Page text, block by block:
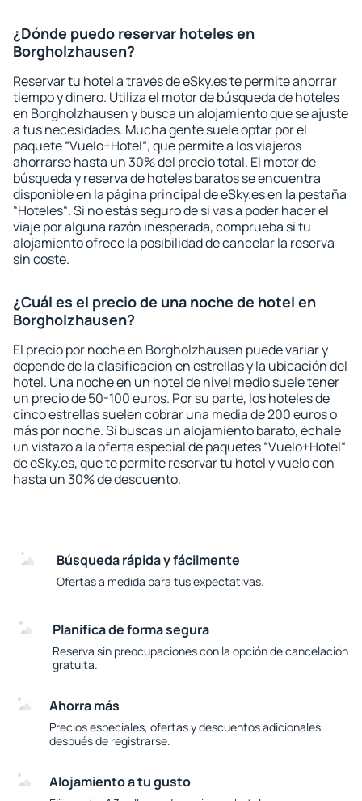
¿Dónde puedo reservar hoteles en
Borgholzhausen?
Reservar tu hotel a través de eSky.es te permite ahorrar
tiempo y dinero. Utiliza el motor de búsqueda de hoteles
en Borgholzhausen y busca un alojamiento que se ajuste
a tus necesidades. Mucha gente suele optar por el
paquete “Vuelo+Hotel“, que permite a los viajeros
ahorrarse hasta un 30% del precio total. El motor de
búsqueda y reserva de hoteles baratos se encuentra
disponible en la página principal de eSky.es en la pestaña
“Hoteles“. Si no estás seguro de si vas a poder hacer el
viaje por alguna razón inesperada, comprueba si tu
alojamiento ofrece la posibilidad de cancelar la reserva
sin coste.
¿Cuál es el precio de una noche de hotel en
Borgholzhausen?
El precio por noche en Borgholzhausen puede variar y
depende de la clasificación en estrellas y la ubicación del
hotel. Una noche en un hotel de nivel medio suele tener
un precio de 50-100 euros. Por su parte, los hoteles de
cinco estrellas suelen cobrar una media de 200 euros o
más por noche. Si buscas un alojamiento barato, échale
un vistazo a la oferta especial de paquetes “Vuelo+Hotel“
de eSky.es, que te permite reservar tu hotel y vuelo con
hasta un 30% de descuento.
Búsqueda rápida y fácilmente
Ofertas a medida para tus expectativas.
Planifica de forma segura
Reserva sin preocupaciones con la opción de cancelación
gratuita.
Ahorra más
Precios especiales, ofertas y descuentos adicionales
después de registrarse.
Alojamiento a tu gusto